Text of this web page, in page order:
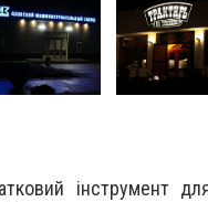
інструмент